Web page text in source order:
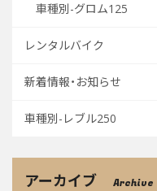
車種別-グロム125
レンタルバイク
新着情報・お知らせ
車種別-レブル250
アーカイブ Archive